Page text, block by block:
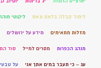
לימוד קבלה בלאס וגאס ליקוטי
מזלות מתאימים מידע על ירושלים
מנהג הכפרות מסרים למייל סוד
עג – כי תעבר במים אתך אני על טבעי